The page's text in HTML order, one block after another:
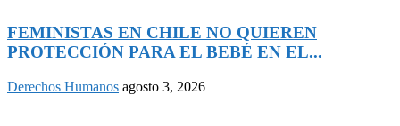
FEMINISTAS EN CHILE NO QUIEREN
PROTECCIÓN PARA EL BEBÉ EN EL...
Derechos Humanos agosto 3, 2026